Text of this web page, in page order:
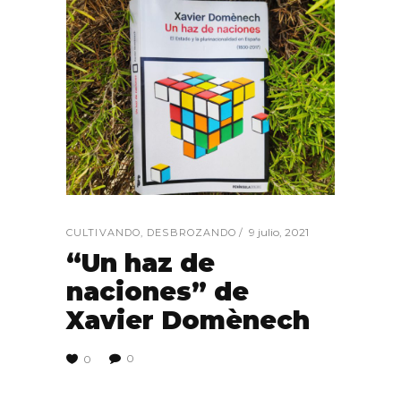
CULTIVANDO, DESBROZANDO 9 julio, 2021
“Un haz de
naciones” de
Xavier Domènech
0 0